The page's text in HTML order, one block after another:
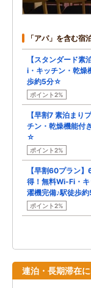
「アパ」を含む宿
【スタンダード
i・キッチン・乾燥
歩約5分☆
ポイント2%
【早割7 素泊まり
チン・乾燥機能付
☆
ポイント2%
【早割60プラン
得！無料Wi-Fi・
濯機完備♪駅徒歩
ポイント2%
連泊・長期滞在